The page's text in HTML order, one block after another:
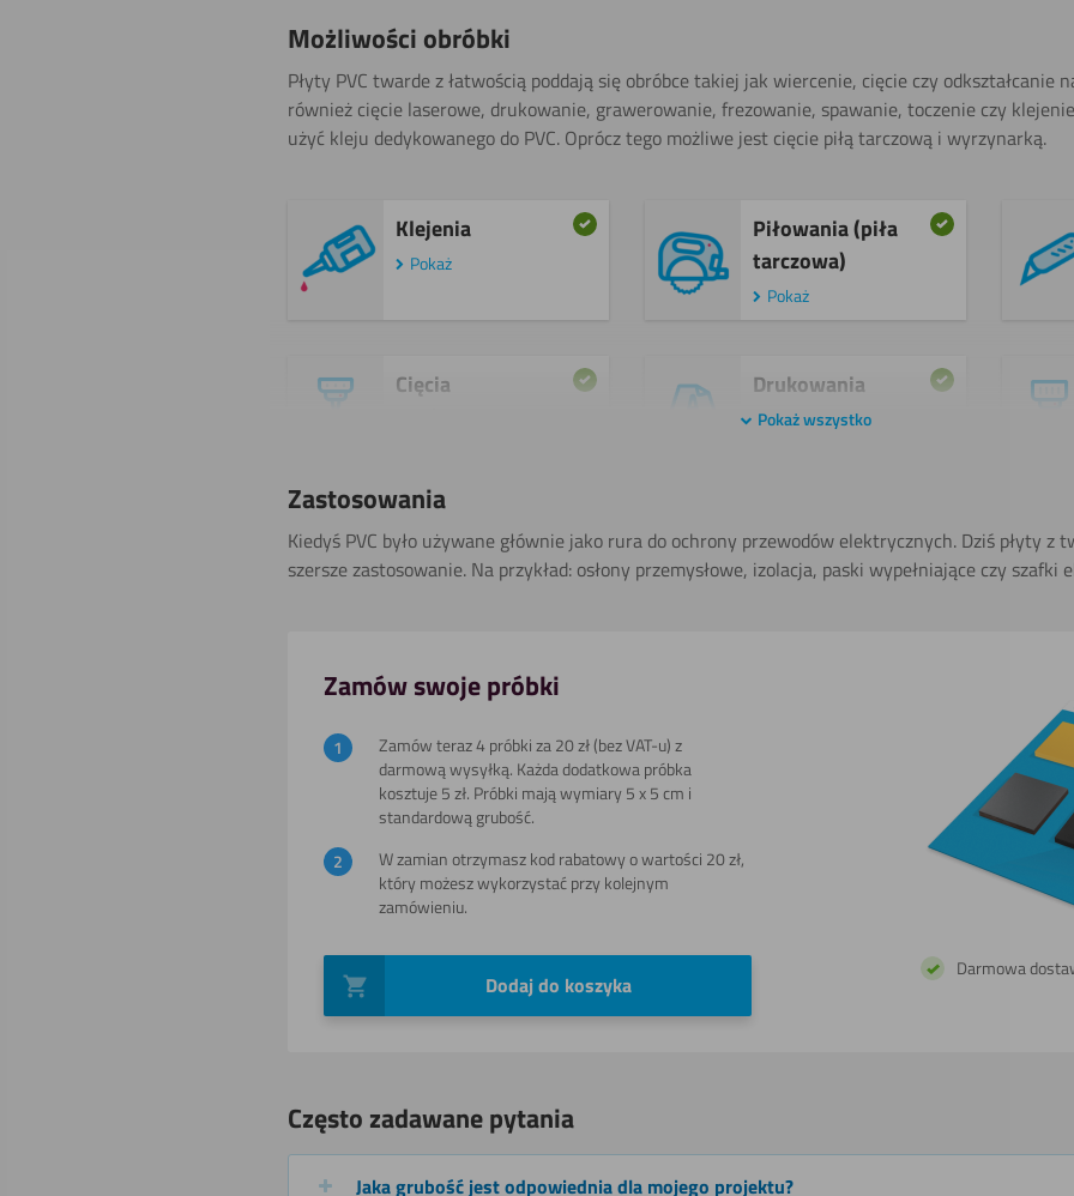
Możliwości obróbki
Płyty PVC twarde z łatwością poddają się obróbce takiej jak wiercenie, cięcie czy odkształcanie
również cięcie laserowe, drukowanie, grawerowanie, frezowanie, spawanie, toczenie czy
użyć kleju dedykowanego do PVC. Oprócz tego możliwe jest cięcie piłą tarczową i wyrzynarką.
Klejenia
Pokaż
Piłowania (piła
tarczowa) ​
Pokaż
Cięcia
Drukowania
Gięcia (na
gorąco)
(wyrzynarka)
Gięcia (na
zimno)
Polerowania
Pokaż wszystko
Zastosowania
Kiedyś PVC było używane głównie jako rura do ochrony przewodów elektrycznych. Dziś płyty z
szersze zastosowanie. Na przykład: osłony przemysłowe, izolacja, paski wypełniające czy szafki
Darmowa
Zamów swoje próbki
Zamów teraz 4 próbki za 20 zł (bez VAT-u) z
darmową wysyłką. Każda dodatkowa próbka
kosztuje 5 zł. Próbki mają wymiary 5 x 5 cm i
standardową grubość.
W zamian otrzymasz kod rabatowy o wartości 20 zł,
który możesz wykorzystać przy kolejnym
zamówieniu.
Dodaj do koszyka
Często zadawane pytania
Jaka grubość jest odpowiednia dla mojego projektu?